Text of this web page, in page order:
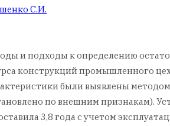
С.И.
и подходы к определению
конструкций промышленного
были выявлены
по внешним признакам).
3,8 года с учетом